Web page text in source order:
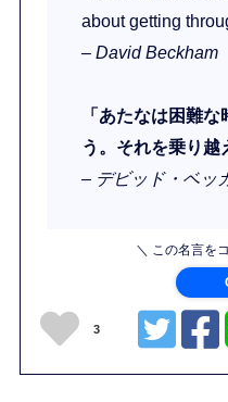
about getting
– David Beckham
「あたなは困難
う。それを乗り越
– デビッド・ベッ
＼ この名言を
3